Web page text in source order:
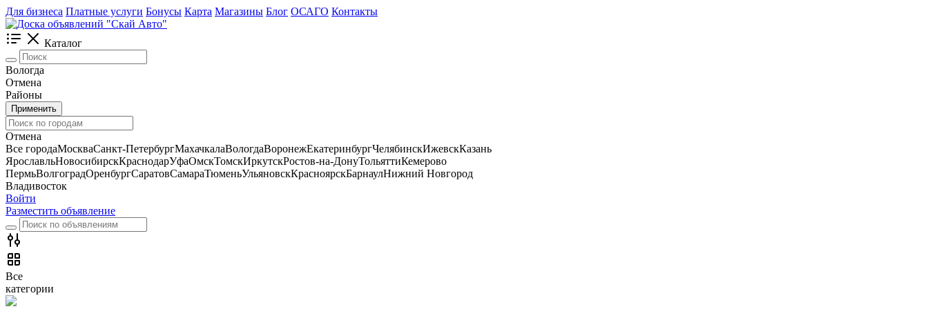
Для бизнеса Платные услуги Бонусы Карта Магазины Блог ОСАГО Контакты
Каталог
Вологда
Отмена
Районы
Применить
Отмена
Все городаМоскваСанкт-ПетербургМахачкалаВологдаВоронежЕкатеринбургЧелябинскИжевскКазань
ЯрославльНовосибирскКраснодарУфаОмскТомскИркутскРостов-на-ДонуТольяттиКемерово
ПермьВолгоградОренбургСаратовСамараТюменьУльяновскКрасноярскБарнаулНижний Новгород
Владивосток
Войти
Разместить объявление
Все
категории